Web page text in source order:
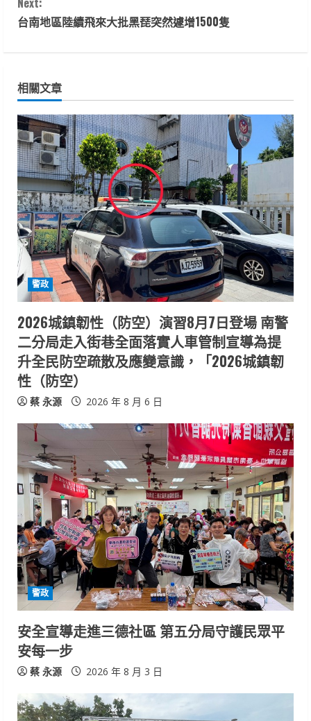
t
n
u
e
R
e
a
d
i
n
g
台南地區陸續飛來大批黑琵突然遽增1500隻
相關文章
警政
2026城鎮韌性（防空）演習8月7日登場 南警
二分局走入街巷全面落實人車管制宣導為提
升全民防空疏散及應變意識，「2026城鎮韌
性（防空）
蔡 永源 2026 年 8 月 6 日
警政
安全宣導走進三德社區 第五分局守護民眾平
安每一步
蔡 永源 2026 年 8 月 3 日